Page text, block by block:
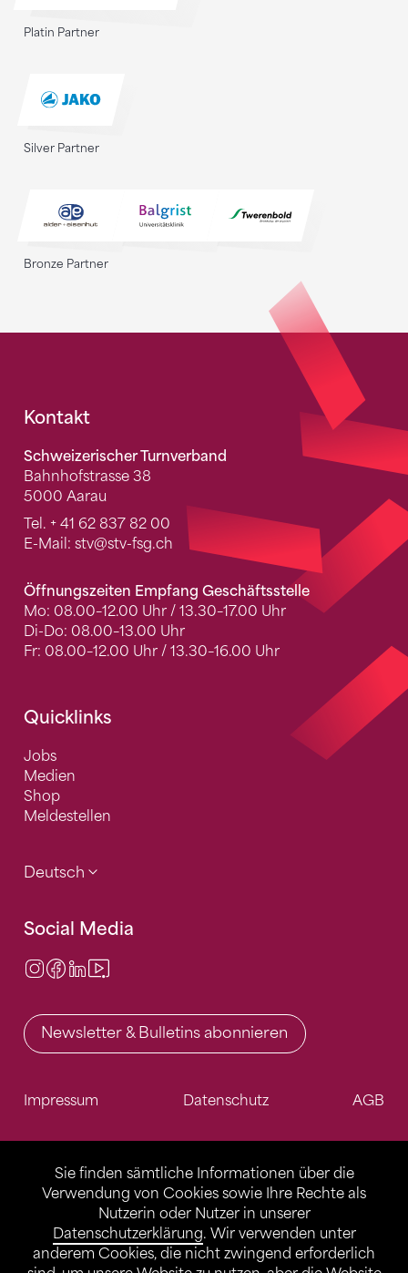
Sie finden sämtliche Informationen über die
Verwendung von Cookies sowie Ihre Rechte als
Nutzerin oder Nutzer in unserer
Datenschutzerklärung. Wir verwenden unter
anderem Cookies, die nicht zwingend erforderlich
Platin Partner
Silver Partner
Bronze Partner
Fusszeile
Kontakt
Schweizerischer Turnverband
Bahnhofstrasse 38
5000 Aarau
Tel. + 41 62 837 82 00
E-Mail: stv@stv-fsg.ch
Öffnungszeiten Empfang Geschäftsstelle
Mo: 08.00–12.00 Uhr / 13.30–17.00 Uhr
Di-Do: 08.00–13.00 Uhr
Fr: 08.00–12.00 Uhr / 13.30–16.00 Uhr
Quicklinks
Jobs
Medien
Shop
Meldestellen
Deutsch
Social Media
Instagram
Facebook
LinkedIn
Newsletter & Bulletins abonnieren
Impressum Datenschutz AGB